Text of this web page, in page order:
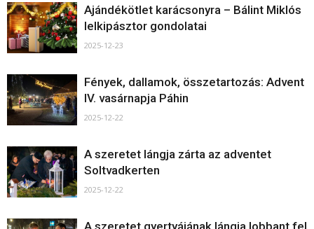
Ajándékötlet karácsonyra – Bálint Miklós
lelkipásztor gondolatai
2025-12-23
Fények, dallamok, összetartozás: Advent
IV. vasárnapja Páhin
2025-12-22
A szeretet lángja zárta az adventet
Soltvadkerten
2025-12-22
A szeretet gyertyájának lángja lobbant fel